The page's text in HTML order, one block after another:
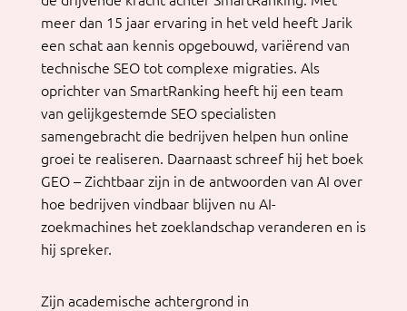
meer dan 15 jaar ervaring in het veld heeft Jarik
een schat aan kennis opgebouwd, variërend van
technische SEO tot complexe migraties. Als
oprichter van SmartRanking heeft hij een team
van gelijkgestemde SEO specialisten
samengebracht die bedrijven helpen hun online
groei te realiseren. Daarnaast schreef hij het boek
GEO – Zichtbaar zijn in de antwoorden van AI over
hoe bedrijven vindbaar blijven nu AI-
zoekmachines het zoeklandschap veranderen en is
hij spreker.
Zijn academische achtergrond in